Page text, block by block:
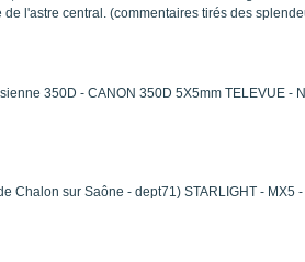
l'astre central. (commentaires tirés des
350D - CANON 350D 5X5mm TELEVUE -
Chalon sur Saône - dept71) STARLIGHT - MX5